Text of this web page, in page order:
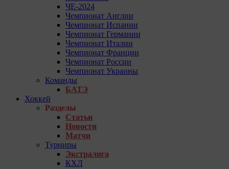
ЧЕ-2024
Чемпионат Англии
Чемпионат Испании
Чемпионат Германии
Чемпионат Италии
Чемпионат Франции
Чемпионат России
Чемпионат Украины
Команды
БАТЭ
Хоккей
Разделы
Статьи
Новости
Матчи
Турниры
Экстралига
КХЛ